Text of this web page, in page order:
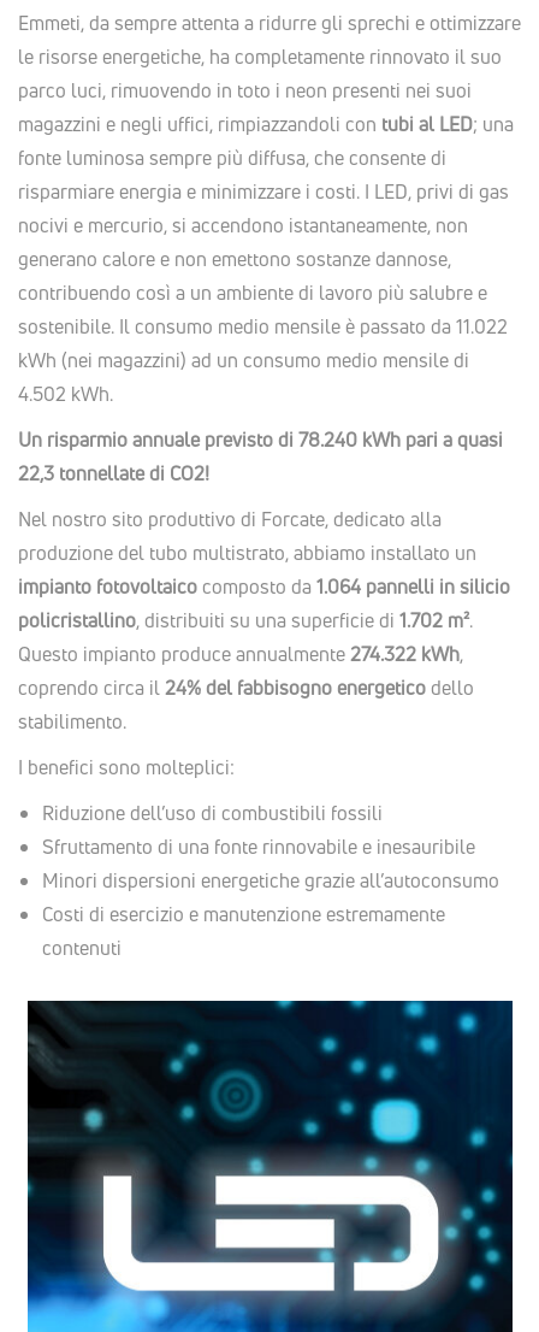
Emmeti, da sempre attenta a ridurre gli sprechi e ottimizzare
le risorse energetiche, ha completamente rinnovato il suo
parco luci, rimuovendo in toto i neon presenti nei suoi
magazzini e negli uffici, rimpiazzandoli con tubi al LED; una
fonte luminosa sempre più diffusa, che consente di
risparmiare energia e minimizzare i costi. I LED, privi di gas
nocivi e mercurio, si accendono istantaneamente, non
generano calore e non emettono sostanze dannose,
contribuendo così a un ambiente di lavoro più salubre e
sostenibile. Il consumo medio mensile è passato da 11.022
kWh (nei magazzini) ad un consumo medio mensile di
4.502 kWh.
Un risparmio annuale previsto di 78.240 kWh pari a quasi
22,3 tonnellate di CO2!
Nel nostro sito produttivo di Forcate, dedicato alla
produzione del tubo multistrato, abbiamo installato un
impianto fotovoltaico composto da 1.064 pannelli in silicio
policristallino, distribuiti su una superficie di 1.702 m².
Questo impianto produce annualmente274.322 kWh,
coprendo circa il24% del fabbisogno energetico dello
stabilimento.
I benefici sono molteplici:
Riduzione dell’uso di combustibili fossili
Sfruttamento di una fonte rinnovabile e inesauribile
Minori dispersioni energetiche grazie all’autoconsumo
Costi di esercizio e manutenzione estremamente
contenuti